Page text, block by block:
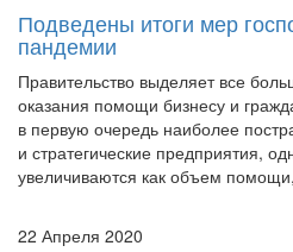
Подведены итоги мер
пандемии
Правительство выделяет все
оказания помощи бизнесу и
в первую очередь наиболее
и стратегические предприятия,
увеличиваются как объем
22 Апреля 2020